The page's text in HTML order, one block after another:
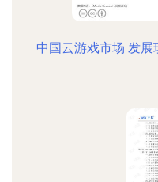
中国云游戏市场 发